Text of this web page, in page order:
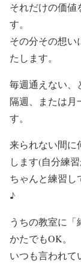
それだけの価値
す。
その分その想い
たします。
毎週通えない、
隔週、または月
す。
来られない間に
します(自分練
ちゃんと練習し
♪
うちの教室に
かたでもOK。
いつも言われて